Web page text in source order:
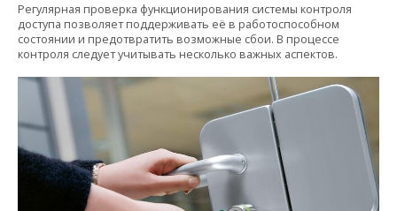
Регулярная проверка функционирования системы контроля
доступа позволяет поддерживать её в работоспособном
состоянии и предотвратить возможные сбои. В процессе
контроля следует учитывать несколько важных аспектов.